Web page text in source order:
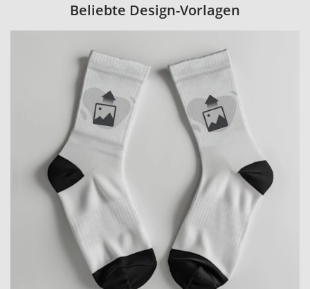
Beliebte Design-Vorlagen